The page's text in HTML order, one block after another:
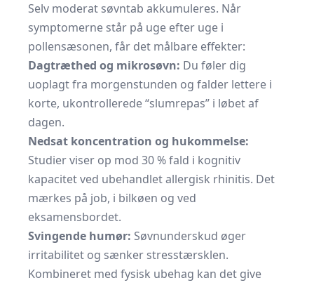
Selv moderat søvntab akkumuleres. Når
symptomerne står på uge efter uge i
pollensæsonen, får det målbare effekter:
Dagtræthed og mikrosøvn: Du føler dig
uoplagt fra morgenstunden og falder lettere i
korte, ukontrollerede “slumrepas” i løbet af
dagen.
Nedsat koncentration og hukommelse:
Studier viser op mod 30 % fald i kognitiv
kapacitet ved ubehandlet allergisk rhinitis. Det
mærkes på job, i bilkøen og ved
eksamensbordet.
Svingende humør: Søvnunderskud øger
irritabilitet og sænker stresstærsklen.
Kombineret med fysisk ubehag kan det give